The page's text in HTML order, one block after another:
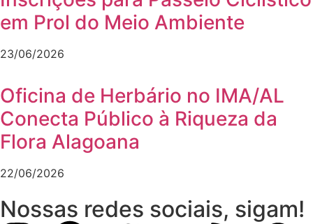
em Prol do Meio Ambiente
23/06/2026
Oficina de Herbário no IMA/AL
Conecta Público à Riqueza da
Flora Alagoana
22/06/2026
Nossas redes sociais, sigam!